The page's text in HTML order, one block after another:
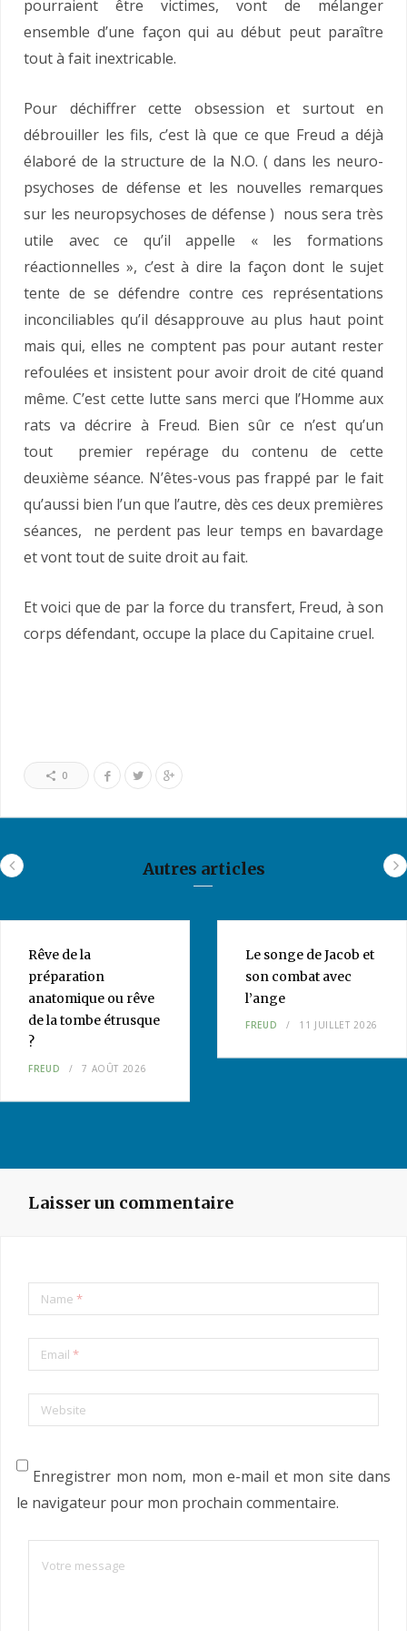
pourraient être victimes, vont de mélanger
ensemble d’une façon qui au début peut paraître
tout à fait inextricable.
Pour déchiffrer cette obsession et surtout en
débrouiller les fils, c’est là que ce que Freud a déjà
élaboré de la structure de la N.O. ( dans les neuro-
psychoses de défense et les nouvelles remarques
sur les neuropsychoses de défense ) nous sera très
utile avec ce qu’il appelle « les formations
réactionnelles », c’est à dire la façon dont le sujet
tente de se défendre contre ces représentations
inconciliables qu’il désapprouve au plus haut point
mais qui, elles ne comptent pas pour autant rester
refoulées et insistent pour avoir droit de cité quand
même. C’est cette lutte sans merci que l’Homme aux
rats va décrire à Freud. Bien sûr ce n’est qu’un
tout premier repérage du contenu de cette
deuxième séance. N’êtes-vous pas frappé par le fait
qu’aussi bien l’un que l’autre, dès ces deux premières
séances, ne perdent pas leur temps en bavardage
et vont tout de suite droit au fait.
Et voici que de par la force du transfert, Freud, à son
corps défendant, occupe la place du Capitaine cruel.
0
Autres articles
Rêve de la
préparation
anatomique ou rêve
de la tombe étrusque
?
FREUD 7 AOÛT 2026
Le songe de Jacob et
son combat avec
l’ange
FREUD 11 JUILLET 2026
Laisser un commentaire
Name *
Email *
Website
Enregistrer mon nom, mon e-mail et mon site dans
le navigateur pour mon prochain commentaire.